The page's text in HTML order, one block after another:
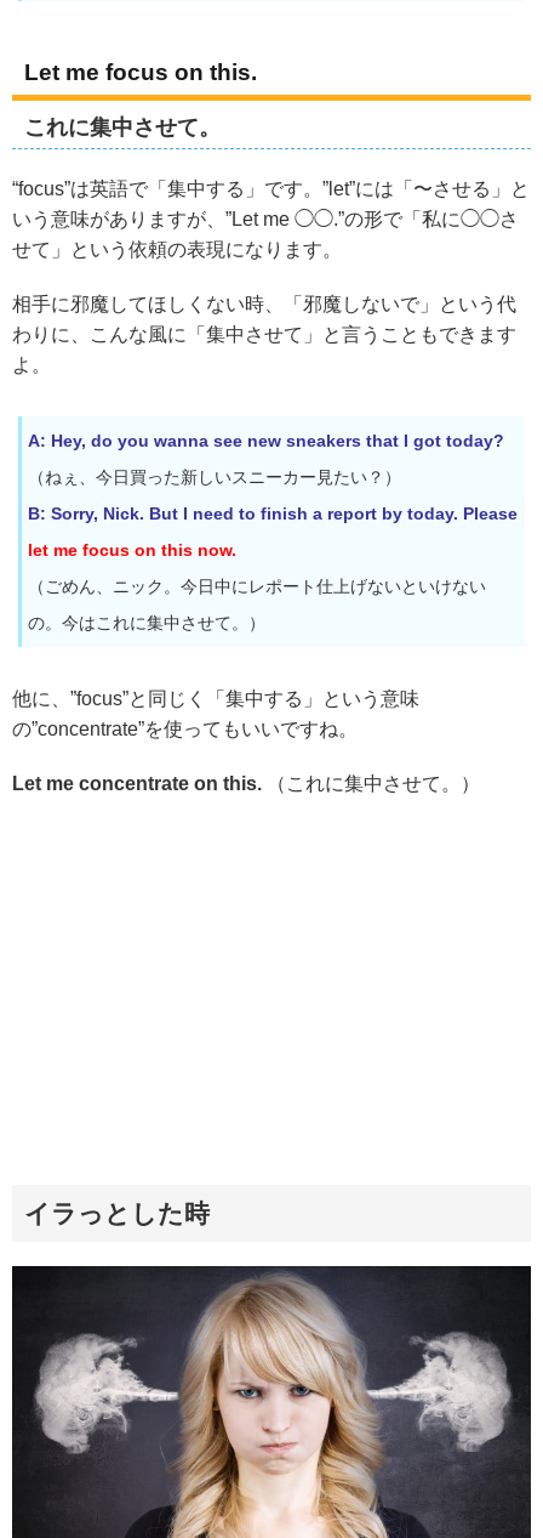
Let me focus on this.
これに集中させて。
“focus”は英語で「集中する」です。”let”には「〜させる」と
いう意味がありますが、”Let me ◯◯.”の形で「私に◯◯さ
せて」という依頼の表現になります。
相手に邪魔してほしくない時、「邪魔しないで」という代
わりに、こんな風に「集中させて」と言うこともできます
よ。
A: Hey, do you wanna see new sneakers that I got today?
（ねぇ、今日買った新しいスニーカー見たい？）
B: Sorry, Nick. But I need to finish a report by today. Please
let me focus on this now.
（ごめん、ニック。今日中にレポート仕上げないといけない
の。今はこれに集中させて。）
他に、”focus”と同じく「集中する」という意味
の”concentrate”を使ってもいいですね。
Let me concentrate on this. （これに集中させて。）
イラっとした時